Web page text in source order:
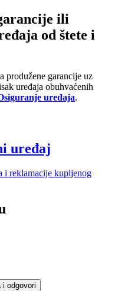
ili
od štete i
produžene garancije uz
uređaja obuhvaćenih
uređaja.
uređaj
i reklamacije kupljenog
i odgovori